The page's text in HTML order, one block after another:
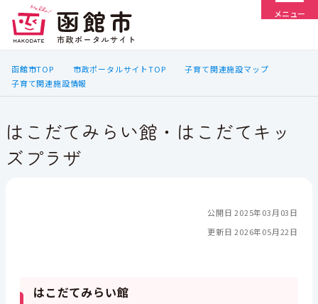
メニュー
函館市TOP 市政ポータルサイトTOP
子育て関連施設マップ
子育て関連施設情報
はこだてみらい館・はこだてキッ
ズプラザ
公開日 2025年03月03日
更新日 2026年05月22日
はこだてみらい館